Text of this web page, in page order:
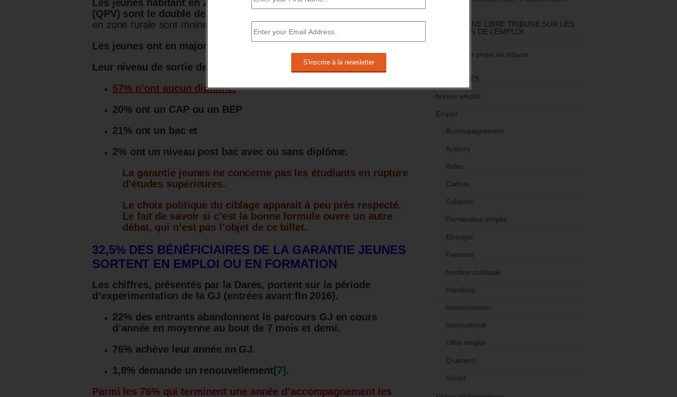
Les jeunes habitant en ZUS ou en Quartier Politique de la Ville
(QPV) sont le double de la moyenne
en zone rurale sont moins représentés, 12% au lieu de 18%.
Les jeunes ont en majorité, 84%, moins de 22 ans
Leur niveau de sortie de scolarité est plus bas que la moyenne
57% n’ont aucun diplôme.
20% ont un CAP ou un BEP
21% ont un bac et
2% ont un niveau post bac avec ou sans diplôme.
La garantie jeunes ne concerne pas les étudiants en rupture
d’études supérieures.
Le choix politique du ciblage apparait à peu près respecté.
Le fait de savoir si c’est la bonne formule ouvre un autre
débat, qui n’est pas l’objet de ce billet.
32,5% DES BÉNÉFICIAIRES DE LA GARANTIE JEUNES
SORTENT EN EMPLOI OU EN FORMATION
Les chiffres, présentés par la Dares, portent sur la période
d’expérimentation de la GJ (entrées avant fin 2016).
22% des entrants abandonnent le parcours GJ en cours
d’année en moyenne au bout de 7 mois et demi.
76% achève leur année en GJ.
1,8% demande un renouvellement [7] .
Parmi les 76% qui terminent une année d’accompagnement les
RÉDIGEZ UNE LIBRE TRIBUNE SUR LES
POLITIQUES DE L’EMPLOI
>Décrire mon projet de tribune
CATÉGORIES
brèves emploi
Emploi
Accompagnement
Acteurs
Aides
Cadres
Création
Demandeur emploi
Etranger
Femmes
fonction publique
Handicap
Indemnisation
International
Offre emploi
Quartiers
Sénior